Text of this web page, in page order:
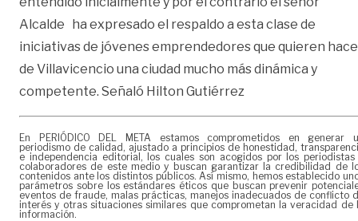
Alcalde ha expresado el respaldo a esta clase de
iniciativas de jóvenes emprendedores que quieren
de Villavicencio una ciudad mucho más dinámica y
competente. Señaló Hilton Gutiérrez
En PERIÓDICO DEL META estamos comprometidos en generar
periodismo de calidad, ajustado a principios de honestidad,
e independencia editorial, los cuales son acogidos por los periodistas
colaboradores de este medio y buscan garantizar la credibilidad de
contenidos ante los distintos públicos. Así mismo, hemos establecido
parámetros sobre los estándares éticos que buscan prevenir
eventos de fraude, malas prácticas, manejos inadecuados de conflicto
interés y otras situaciones similares que comprometan la veracidad de
información.